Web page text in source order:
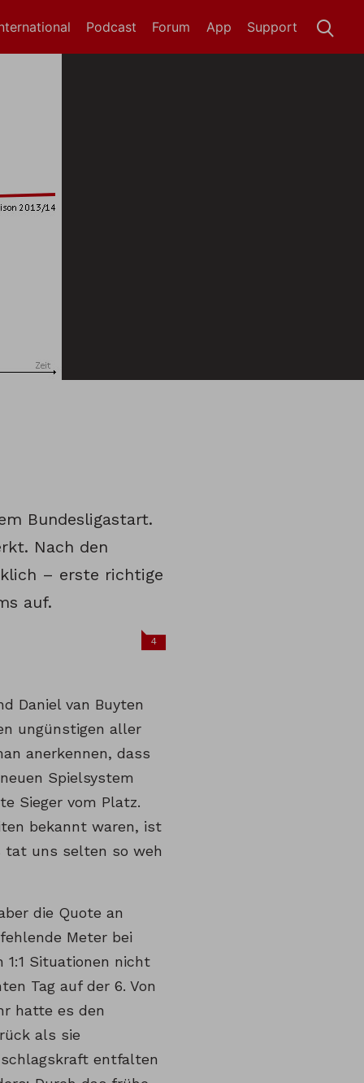
Support
App
Forum
Podcast
Bundesligastart.
Nach den
– erste richtige
auf.
4
Daniel van Buyten
ungünstigen aller
anerkennen, dass
Spielsystem
Sieger vom Platz.
bekannt waren, ist
tat uns selten so weh
die Quote an
Meter bei
1:1 Situationen nicht
Tag auf der 6. Von
hatte es den
als sie
entfalten